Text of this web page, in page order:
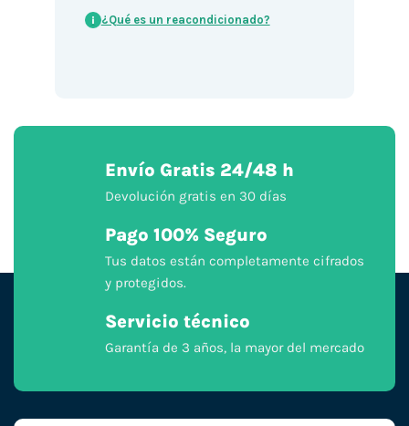
i ¿Qué es un reacondicionado?
Envío Gratis 24/48 h
Devolución gratis en 30 días
Pago 100% Seguro
Tus datos están completamente cifrados
y protegidos.
Servicio técnico
Garantía de 3 años, la mayor del mercado